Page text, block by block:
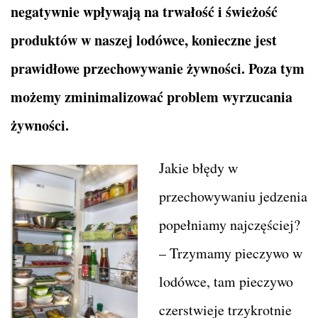
negatywnie wpływają na trwałość i świeżość
produktów w naszej lodówce, konieczne jest
prawidłowe przechowywanie żywności. Poza tym
możemy zminimalizować problem wyrzucania
żywności.
Jakie błędy w
przechowywaniu jedzenia
popełniamy najczęściej?
– Trzymamy pieczywo w
lodówce, tam pieczywo
czerstwieje trzykrotnie